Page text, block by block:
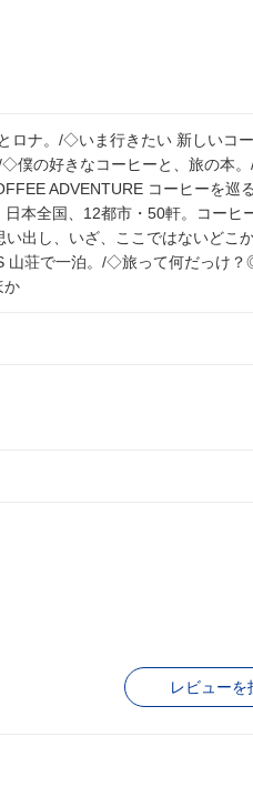
ロナ。/◇いま行きたい 新しいコ
◇僕の好きなコーヒーと、旅の本
ADVENTURE コーヒーを巡
本全国、12都市・50軒。コーヒ
出し、いざ、ここではないどこ
山荘で一泊。/◇旅って何だっけ
か
レビューを